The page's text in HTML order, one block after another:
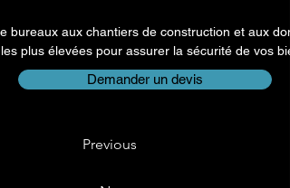
bureaux aux chantiers de construction et aux
plus élevées pour assurer la sécurité de vos
Demander un devis
Previous